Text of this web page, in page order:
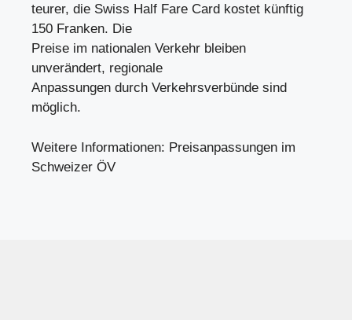
teurer, die Swiss Half Fare Card kostet künftig
150 Franken. Die
Preise im nationalen Verkehr bleiben
unverändert, regionale
Anpassungen durch Verkehrsverbünde sind
möglich.
Weitere Informationen: Preisanpassungen im
Schweizer ÖV